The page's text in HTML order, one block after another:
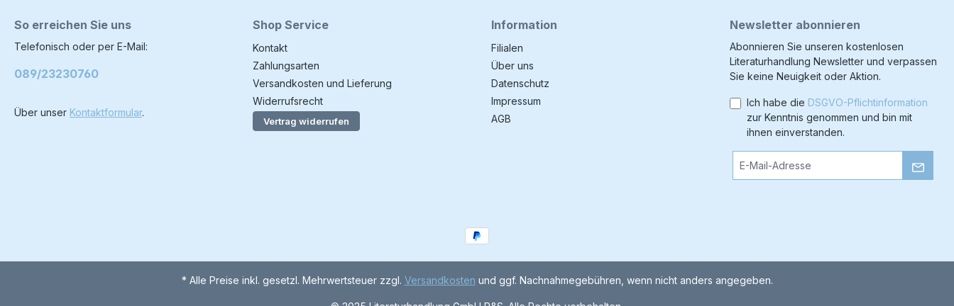
So erreichen Sie uns
Telefonisch oder per E-Mail:
089/23230760
Über unser Kontaktformular.
Shop Service
Kontakt
Zahlungsarten
Versandkosten und Lieferung
Widerrufsrecht
Vertrag widerrufen
Information
Filialen
Über uns
Datenschutz
Impressum
AGB
Newsletter abonnieren
Abonnieren Sie unseren kostenlosen
Literaturhandlung Newsletter und verpassen
Sie keine Neuigkeit oder Aktion.
Ich habe die DSGVO-Pflichtinformation
zur Kenntnis genommen und bin mit
ihnen einverstanden.
* Alle Preise inkl. gesetzl. Mehrwertsteuer zzgl. Versandkosten und ggf. Nachnahmegebühren, wenn nicht anders angegeben.